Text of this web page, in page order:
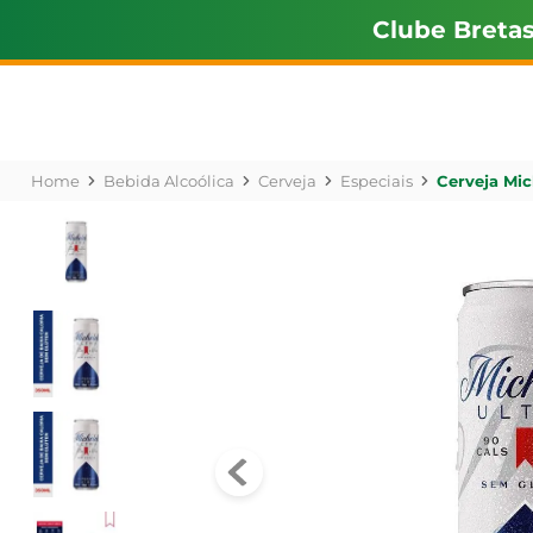
Clube
Bebida Alcoólica Cerveja Especiais Cerveja